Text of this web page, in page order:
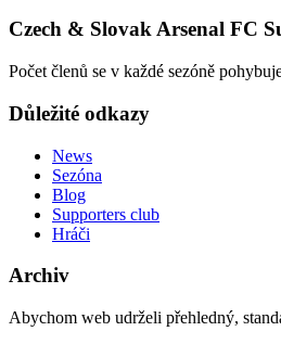
Czech & Slovak Arsenal FC
Počet členů se v každé sezóně
Důležité odkazy
News
Sezóna
Blog
Supporters club
Hráči
Archiv
Abychom web udrželi přehledný,